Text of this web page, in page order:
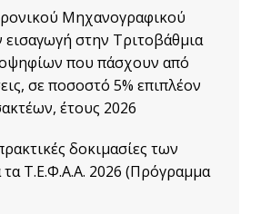
Μηχανογραφικού
εισαγωγή στην Τριτοβάθμια
που πάσχουν από
σε ποσοστό 5% επιπλέον
έτους 2026
δοκιμασίες των
Τ.Ε.Φ.Α.Α. 2026 (Πρόγραμμα